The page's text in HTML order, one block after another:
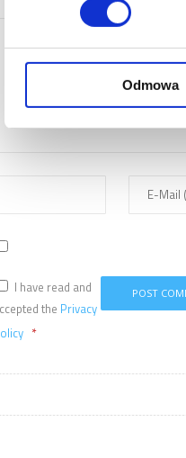
Odmowa
I have read and
the Privacy
*